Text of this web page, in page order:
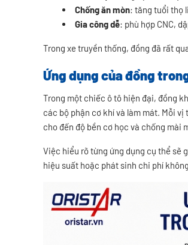
Chống ăn mòn: tăng tuổi thọ
Gia công dễ: phù hợp CNC,
Trong xe truyền thống, đồng đã rất
Ứng dụng của đồng
Trong một chiếc ô tô hiện đại, đồng
các bộ phận cơ khí và làm mát. Mỗi
cho đến độ bền cơ học và chống mài
Việc hiểu rõ từng ứng dụng cụ thể sẽ
hiệu suất hoặc phát sinh chi phí